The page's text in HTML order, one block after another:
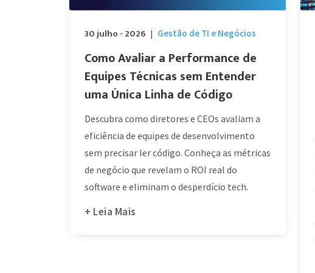
30 julho - 2026 | Gestão de TI e Negócios
Como Avaliar a Performance de
Equipes Técnicas sem Entender
uma Única Linha de Código
Descubra como diretores e CEOs avaliam a
eficiência de equipes de desenvolvimento
sem precisar ler código. Conheça as métricas
de negócio que revelam o ROI real do
software e eliminam o desperdício tech.
+ Leia Mais